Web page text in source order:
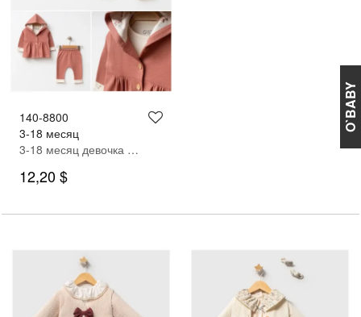
O`BABY
140-8800
3-18 месяц
3-18 месяц девочка Кардиган брюки костюм
12,20 $